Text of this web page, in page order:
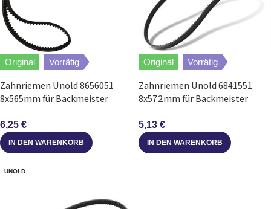
Original Vorrätig
Zahnriemen Unold 8656051
8x565mm für Backmeister
6,25 €
IN DEN WARENKORB
Original Vorrätig
Zahnriemen Unold 6841551
8x572mm für Backmeister
5,13 €
IN DEN WARENKORB
UNOLD